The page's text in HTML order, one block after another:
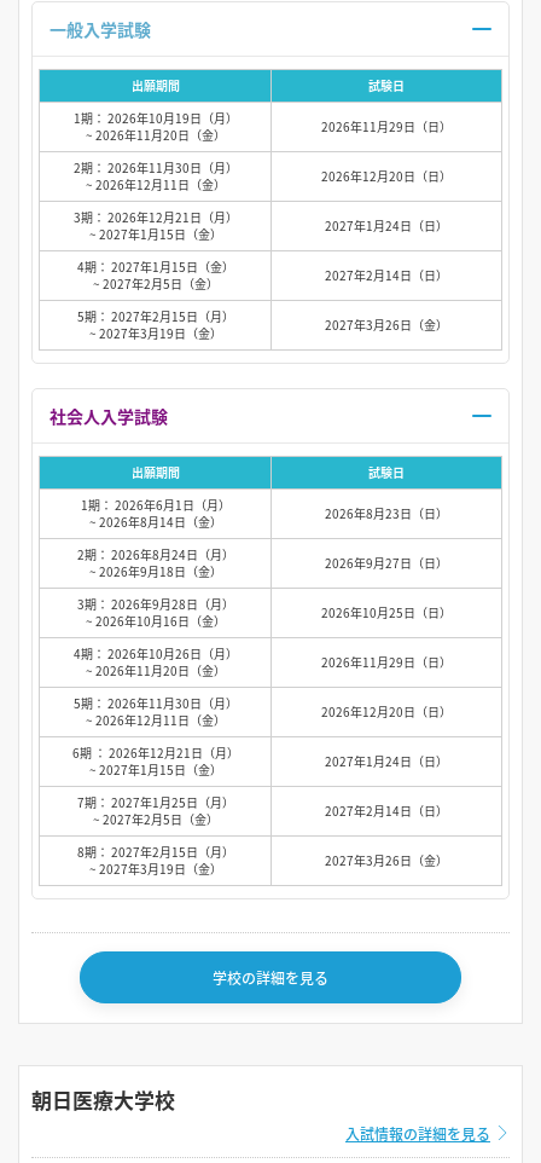
出願期間
試験日
1期： 2026年10月19日（月）
~ 2026年11月20日（金）
2026年11月29日（日）
2期： 2026年11月30日（月）
~ 2026年12月11日（金）
2026年12月20日（日）
3期： 2026年12月21日（月）
~ 2027年1月15日（金）
2027年1月24日（日）
4期： 2027年1月15日（金）
~ 2027年2月5日（金）
2027年2月14日（日）
5期： 2027年2月15日（月）
~ 2027年3月19日（金）
2027年3月26日（金）
出願期間
試験日
1期： 2026年6月1日（月）
~ 2026年8月14日（金）
2026年8月23日（日）
2期： 2026年8月24日（月）
~ 2026年9月18日（金）
2026年9月27日（日）
3期： 2026年9月28日（月）
~ 2026年10月16日（金）
2026年10月25日（日）
4期： 2026年10月26日（月）
~ 2026年11月20日（金）
2026年11月29日（日）
5期： 2026年11月30日（月）
~ 2026年12月11日（金）
2026年12月20日（日）
6期 ： 2026年12月21日（月）
~ 2027年1月15日（金）
2027年1月24日（日）
7期： 2027年1月25日（月）
~ 2027年2月5日（金）
2027年2月14日（日）
8期： 2027年2月15日（月）
~ 2027年3月19日（金）
2027年3月26日（金）
学校の詳細を見る
朝日医療大学校
入試情報の詳細を見る